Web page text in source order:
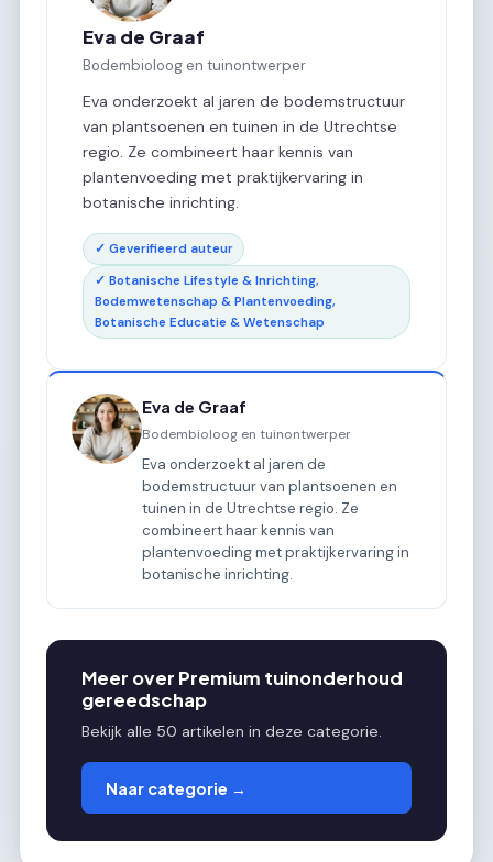
Eva de Graaf
Bodembioloog en tuinontwerper
Eva onderzoekt al jaren de bodemstructuur
van plantsoenen en tuinen in de Utrechtse
regio. Ze combineert haar kennis van
plantenvoeding met praktijkervaring in
botanische inrichting.
✓ Geverifieerd auteur
✓ Botanische Lifestyle & Inrichting,
Bodemwetenschap & Plantenvoeding,
Botanische Educatie & Wetenschap
Eva de Graaf
Bodembioloog en tuinontwerper
Eva onderzoekt al jaren de
bodemstructuur van plantsoenen en
tuinen in de Utrechtse regio. Ze
combineert haar kennis van
plantenvoeding met praktijkervaring in
botanische inrichting.
Meer over Premium tuinonderhoud
gereedschap
Bekijk alle 50 artikelen in deze categorie.
Naar categorie →